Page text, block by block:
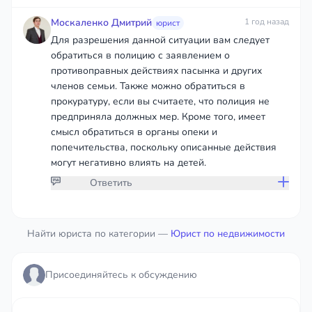
Москаленко Дмитрий юрист 1 год назад
Для разрешения данной ситуации вам следует
обратиться в полицию с заявлением о
противоправных действиях пасынка и других
членов семьи. Также можно обратиться в
прокуратуру, если вы считаете, что полиция не
предприняла должных мер. Кроме того, имеет
смысл обратиться в органы опеки и
попечительства, поскольку описанные действия
могут негативно влиять на детей.
Ответить
Найти юриста по категории — Юрист по недвижимости
Присоединяйтесь к обсуждению